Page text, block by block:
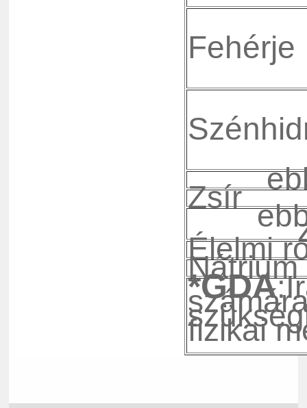
Fehérje
Zsír
Élelmi
Nátrium
*GDA
fizikai